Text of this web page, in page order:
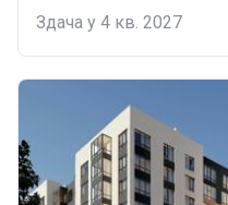
Здача у 4 кв. 2027